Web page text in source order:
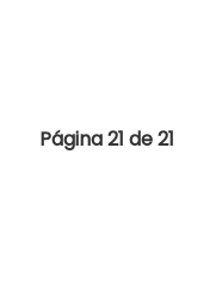
Página 21 de 21